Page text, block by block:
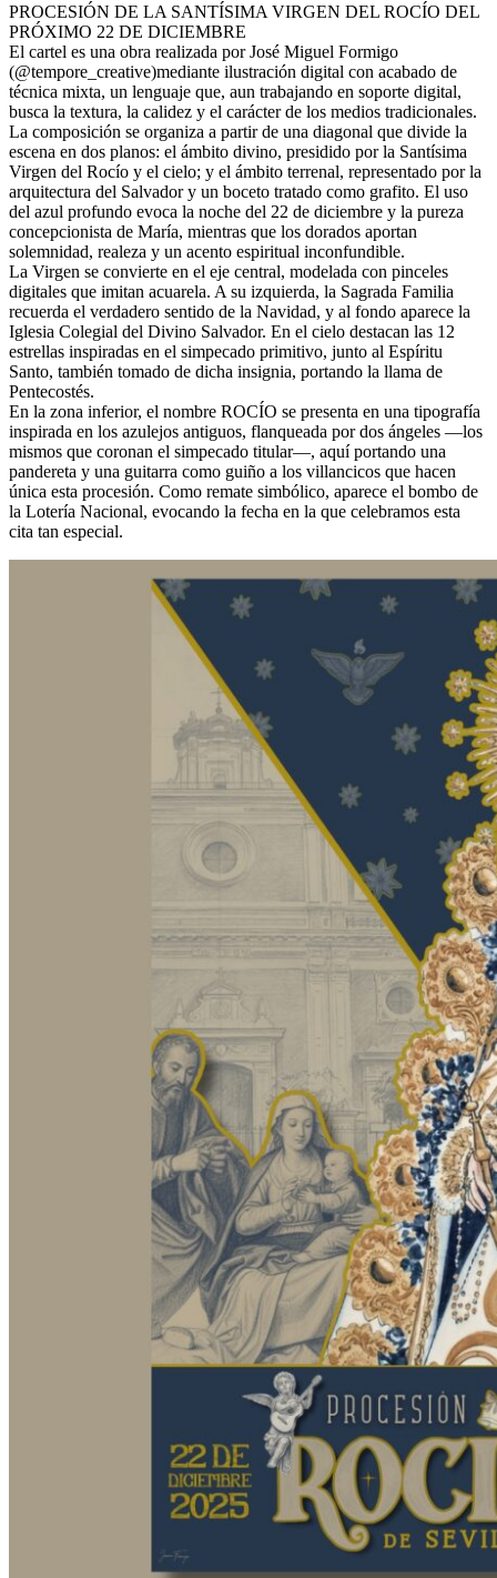
PROCESIÓN DE LA SANTÍSIMA VIRGEN DEL ROCÍO DEL
PRÓXIMO 22 DE DICIEMBRE
El cartel es una obra realizada por José Miguel Formigo
(@tempore_creative)mediante ilustración digital con acabado de
técnica mixta, un lenguaje que, aun trabajando en soporte digital,
busca la textura, la calidez y el carácter de los medios tradicionales.
La composición se organiza a partir de una diagonal que divide la
escena en dos planos: el ámbito divino, presidido por la Santísima
Virgen del Rocío y el cielo; y el ámbito terrenal, representado por la
arquitectura del Salvador y un boceto tratado como grafito. El uso
del azul profundo evoca la noche del 22 de diciembre y la pureza
concepcionista de María, mientras que los dorados aportan
solemnidad, realeza y un acento espiritual inconfundible.
La Virgen se convierte en el eje central, modelada con pinceles
digitales que imitan acuarela. A su izquierda, la Sagrada Familia
recuerda el verdadero sentido de la Navidad, y al fondo aparece la
Iglesia Colegial del Divino Salvador. En el cielo destacan las 12
estrellas inspiradas en el simpecado primitivo, junto al Espíritu
Santo, también tomado de dicha insignia, portando la llama de
Pentecostés.
En la zona inferior, el nombre ROCÍO se presenta en una tipografía
inspirada en los azulejos antiguos, flanqueada por dos ángeles —los
mismos que coronan el simpecado titular—, aquí portando una
pandereta y una guitarra como guiño a los villancicos que hacen
única esta procesión. Como remate simbólico, aparece el bombo de
la Lotería Nacional, evocando la fecha en la que celebramos esta
cita tan especial.